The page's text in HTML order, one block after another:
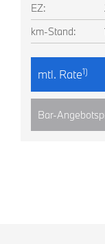
EZ:
km-Stand:
mtl. Rate1)
Bar-